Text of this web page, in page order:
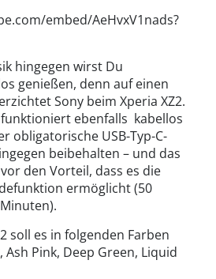
embed/AeHvxV1nads?
hingegen wirst Du
genießen, denn auf einen
Sony beim Xperia XZ2.
funktioniert ebenfalls kabellos
obligatorische USB-Typ-C-
beibehalten – und das
den Vorteil, dass es die
ermöglicht (50
soll es in folgenden Farben
Ash Pink, Deep Green, Liquid